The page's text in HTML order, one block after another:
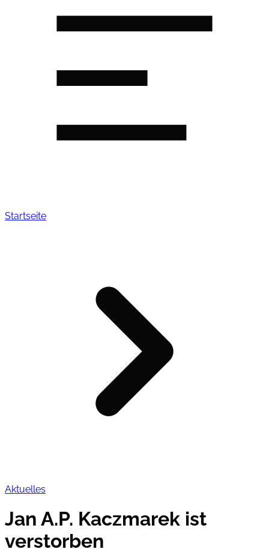
Startseite
Aktuelles
Jan A.P. Kaczmarek ist
verstorben